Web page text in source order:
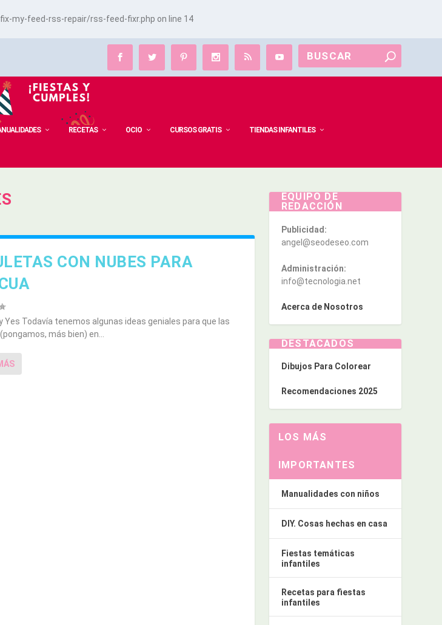
my-feed-rss-repair/rss-feed-fixr.php on line 14
RECETAS OCIO CURSOS GRATIS TIENDAS INFANTILES
CON NUBES PARA
Yes Todavía tenemos algunas ideas geniales para que las
más bien) en...
EQUIPO DE
REDACCIÓN
Publicidad:
angel@seodeseo.com
Administración:
info@tecnologia.net
Acerca de Nosotros
DESTACADOS
Dibujos Para Colorear
Recomendaciones 2025
LOS MÁS
IMPORTANTES
Manualidades con niños
DIY. Cosas hechas en casa
Fiestas temáticas
infantiles
Recetas para fiestas
infantiles